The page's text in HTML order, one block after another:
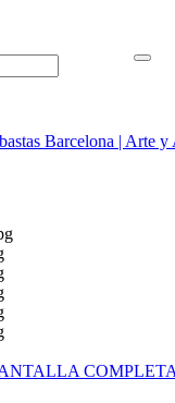
Barcelona | Arte y
COMPLETA